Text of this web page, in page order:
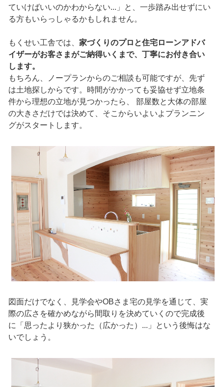
ていけばいいのかわからない...」と、一歩踏み出せずにい
る方もいらっしゃるかもしれません。
もくせい工舎では、 家づくりのプロと住宅ローンアドバ
イザーがお客さまがご納得いくまで、丁寧にお付き合い
します。
もちろん、ノープランからのご相談も可能ですが、先ず
は土地探しからです。時間がかかっても妥協せず立地条
件から理想の立地が見つかったら、 部屋数と大体の部屋
の大きさだけでは決めて、そこからいよいよプランニン
グがスタートします。
図面だけでなく、見学会やOBさま宅の見学を通じて、実
際の広さを確かめながら間取りを決めていくので完成後
に「思ったより狭かった（広かった）...」という後悔はな
いでしょう。